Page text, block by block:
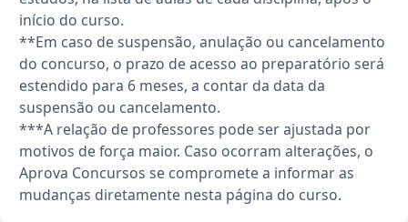
início do curso.
**Em caso de suspensão, anulação ou cancelamento
do concurso, o prazo de acesso ao preparatório será
estendido para 6 meses, a contar da data da
suspensão ou cancelamento.
***A relação de professores pode ser ajustada por
motivos de força maior. Caso ocorram alterações, o
Aprova Concursos se compromete a informar as
mudanças diretamente nesta página do curso.